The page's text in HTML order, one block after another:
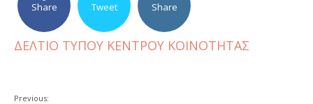
Share Tweet Share
ΔΕΛΤΙΟ ΤΥΠΟΥ ΚΕΝΤΡΟΥ ΚΟΙΝΟΤΗΤΑΣ
Previous: